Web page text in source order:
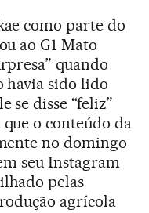
como parte do
ao G1 Mato
quando
havia sido lido
se disse “feliz”
o conteúdo da
no domingo
seu Instagram
pelas
agrícola